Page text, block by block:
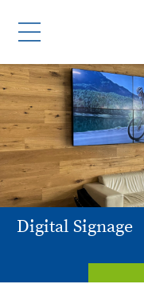
Digital Signage